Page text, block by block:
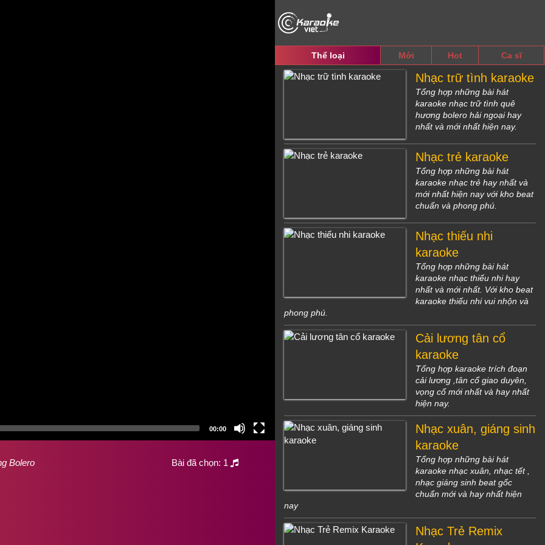
00:00
Bolero Bài đã chọn: 1
Thể loại Mới Hot Ca sĩ
Nhạc trữ tình karaoke
Tổng hợp những bài hát
karaoke nhạc trữ tình quê
hương bolero hải ngoại hay
nhất và mới nhất hiện nay.
Nhạc trẻ karaoke
Tổng hợp những bài hát
karaoke nhạc trẻ hay nhất và
mới nhất hiện nay với kho beat
chuẩn và phong phú.
Nhạc thiếu nhi
karaoke
Tổng hợp những bài hát
karaoke nhạc thiếu nhi hay
nhất và mới nhất. Với kho beat
karaoke thiếu nhi vui nhộn và
phong phú.
Cải lương tân cổ
karaoke
Tổng hợp karaoke trích đoạn
cải lương ,tân cổ giao duyên,
vọng cổ mới nhất và hay nhất
hiện nay.
Nhạc xuân, giáng sinh
karaoke
Tổng hợp những bài hát
karaoke nhạc xuân, nhạc tết ,
nhạc giáng sinh beat gốc
chuẩn mới và hay nhất hiện
nay
Nhạc Trẻ Remix